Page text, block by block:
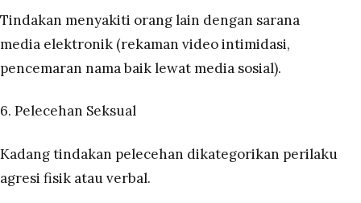
Tindakan menyakiti orang lain dengan sarana
media elektronik (rekaman video intimidasi,
pencemaran nama baik lewat media sosial).
6. Pelecehan Seksual
Kadang tindakan pelecehan dikategorikan perilaku
agresi fisik atau verbal.